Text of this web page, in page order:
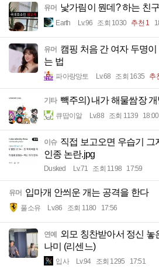
유머 낯가림이 뭔데? 하는 친
Earth Lv.96 조회 1030 추천 1
유머 캠핑 처음 간 여자 두명이
는 법
파아랑망토 Lv.68 조회 1635 추
기타 빽주의) 내가 해물쌈장
큐땁이알 Lv.88 조회 1139 18:00
이슈 직접 보고오면 우습기 그
인종 논란.jpg
Dusked Lv.71 조회 1198 17:59
유머 입마개 안씌운 개는 공격을 한다
풀소유 Lv.86 조회 1180 17:56
연예 외모 칭찬받아서 정신 놓
나미 (리센느)
입사 Lv.94 조회 1295 17:51